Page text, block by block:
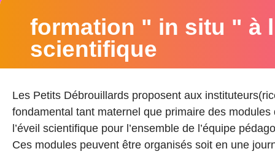
formation " in situ " à
scientifique
Les Petits Débrouillards proposent aux
fondamental tant maternel que primaire des
l’éveil scientifique pour l’ensemble de l’équipe
Ces modules peuvent être organisés soit en une